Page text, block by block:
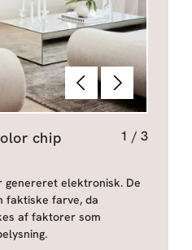
ForrigeNæste
chip 1 / 3
elektronisk. De
faktiske farve, da
af faktorer som